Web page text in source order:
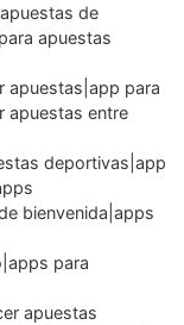
de
apuestas
apuestas|app para
apuestas entre
deportivas|app
bienvenida|apps
para
apuestas